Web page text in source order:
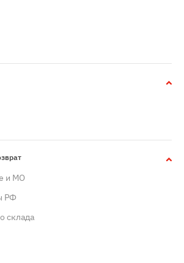
и МО
РФ
склада